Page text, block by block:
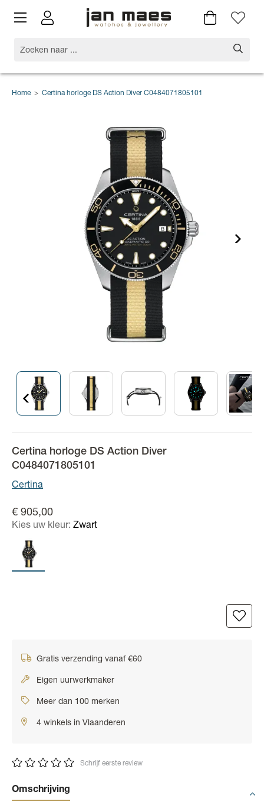
Home > Certina horloge DS Action Diver C0484071805101
Certina horloge DS Action Diver
C0484071805101
Certina
€ 905,00
Kies uw kleur: Zwart
Gratis verzending vanaf €60
Eigen uurwerkmaker
Meer dan 100 merken
4 winkels in Vlaanderen
Schrijf eerste review
Omschrijving